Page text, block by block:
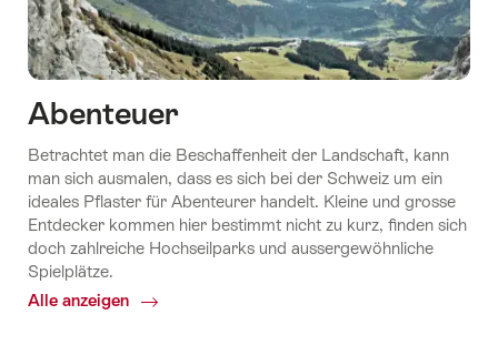
Abenteuer
Betrachtet man die Beschaffenheit der Landschaft, kann
man sich ausmalen, dass es sich bei der Schweiz um ein
ideales Pflaster für Abenteurer handelt. Kleine und grosse
Entdecker kommen hier bestimmt nicht zu kurz, finden sich
doch zahlreiche Hochseilparks und aussergewöhnliche
Spielplätze.
Alle anzeigen
Common.Of